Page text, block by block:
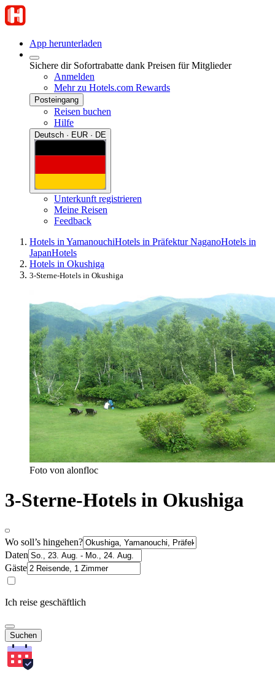
App herunterladen
Sichere dir Sofortrabatte dank Preisen für Mitglieder
Anmelden
Mehr zu Hotels.com Rewards
Posteingang
Reisen buchen
Hilfe
Deutsch · EUR · DE
Unterkunft registrieren
Meine Reisen
Feedback
Hotels in YamanouchiHotels in Präfektur NaganoHotels in
JapanHotels
Hotels in Okushiga
3-Sterne-Hotels in Okushiga
Foto von alonfloc
3-Sterne-Hotels in Okushiga
Wo soll’s hingehen?
Daten
Gäste
Ich reise geschäftlich
Suchen